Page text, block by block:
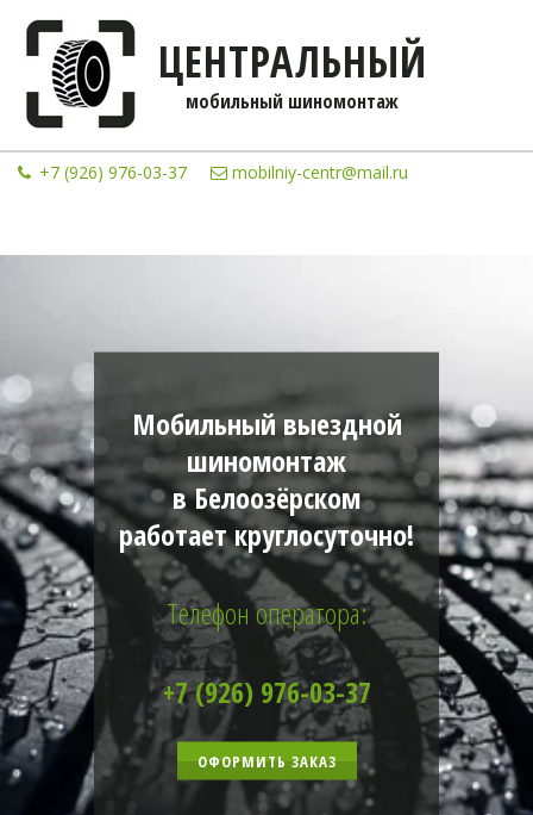
ЦЕНТРАЛЬНЫЙ
мобильны­­й шиномонтаж
+7 (926) 976-03-37 mobilniy-centr@mail.ru
Мобильный выездной
шиномонтаж
в Белоозёрском
работает круглосуточно!
Телефон оператора:
+7 (926) 976-03-37
ОФОРМИТЬ ЗАКАЗ